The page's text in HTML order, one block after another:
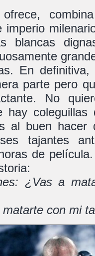
imperio
blancas
En
parte pero
No
hay
al buen
tajantes
de
¿Vas a
con mi